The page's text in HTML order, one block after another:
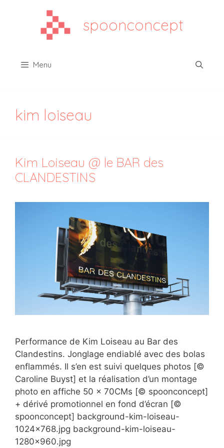
spoonconcept
Menu
kim loiseau
Kim Loiseau @ le BAR des
CLANDESTINS
Performance de Kim Loiseau au Bar des
Clandestins. Jonglage endiablé avec des bolas
enflammés. Il s’en est suivi quelques photos [©
Caroline Buyst] et la réalisation d’un montage
photo en affiche 50 x 70CMs [© spoonconcept]
+ dérivé promotionnel en fond d’écran [©
spoonconcept] background-kim-loiseau-
1024×768.jpg background-kim-loiseau-
1280×960.jpg